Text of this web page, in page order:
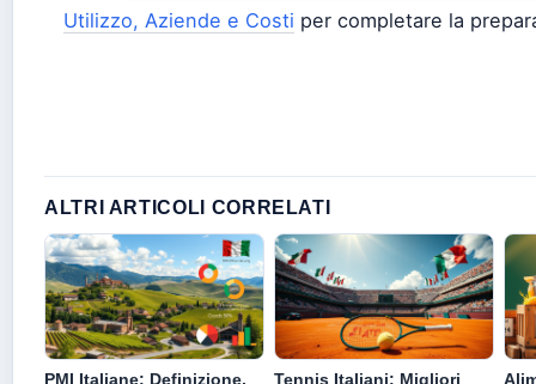
Utilizzo, Aziende e Costi per completare la
ALTRI ARTICOLI CORRELATI
PMI Italiane: Definizione, Tennis Italiani: Migliori